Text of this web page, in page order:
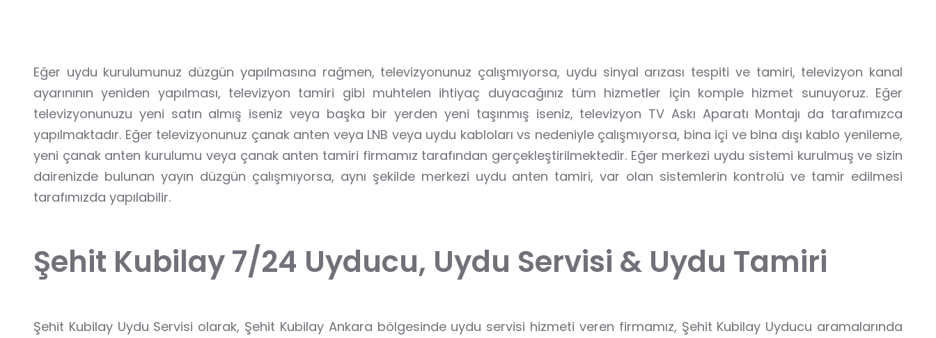
Eğer uydu kurulumunuz düzgün yapılmasına rağmen, televizyonunuz çalışmıyorsa, uydu sinyal arızası tespiti ve tamiri, televizyon kanal
ayarınının yeniden yapılması, televizyon tamiri gibi muhtelen ihtiyaç duyacağınız tüm hizmetler için komple hizmet sunuyoruz. Eğer
televizyonunuzu yeni satın almış iseniz veya başka bir yerden yeni taşınmış iseniz, televizyon TV Askı Aparatı Montajı da tarafımızca
yapılmaktadır. Eğer televizyonunuz çanak anten veya LNB veya uydu kabloları vs nedeniyle çalışmıyorsa, bina içi ve bina dışı kablo yenileme,
yeni çanak anten kurulumu veya çanak anten tamiri firmamız tarafından gerçekleştirilmektedir. Eğer merkezi uydu sistemi kurulmuş ve sizin
dairenizde bulunan yayın düzgün çalışmıyorsa, aynı şekilde merkezi uydu anten tamiri, var olan sistemlerin kontrolü ve tamir edilmesi
tarafımızda yapılabilir.
Şehit Kubilay 7/24 Uyducu, Uydu Servisi & Uydu Tamiri
Şehit Kubilay Uydu Servisi olarak, Şehit Kubilay Ankara bölgesinde uydu servisi hizmeti veren firmamız, Şehit Kubilay Uyducu aramalarında